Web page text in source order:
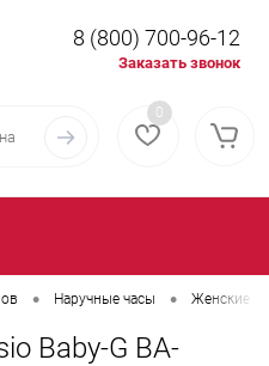
8 (800) 700-96-12
Заказать звонок
0
• Наручные часы • Женские
Baby-G BA-